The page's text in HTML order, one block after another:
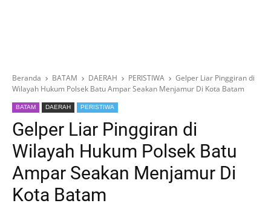
Beranda BATAM DAERAH PERISTIWA
Gelper Liar Pinggiran di
Wilayah Hukum Polsek Batu Ampar Seakan Menjamur Di Kota Batam
BATAM DAERAH PERISTIWA
Gelper Liar Pinggiran di
Wilayah Hukum Polsek Batu
Ampar Seakan Menjamur Di
Kota Batam